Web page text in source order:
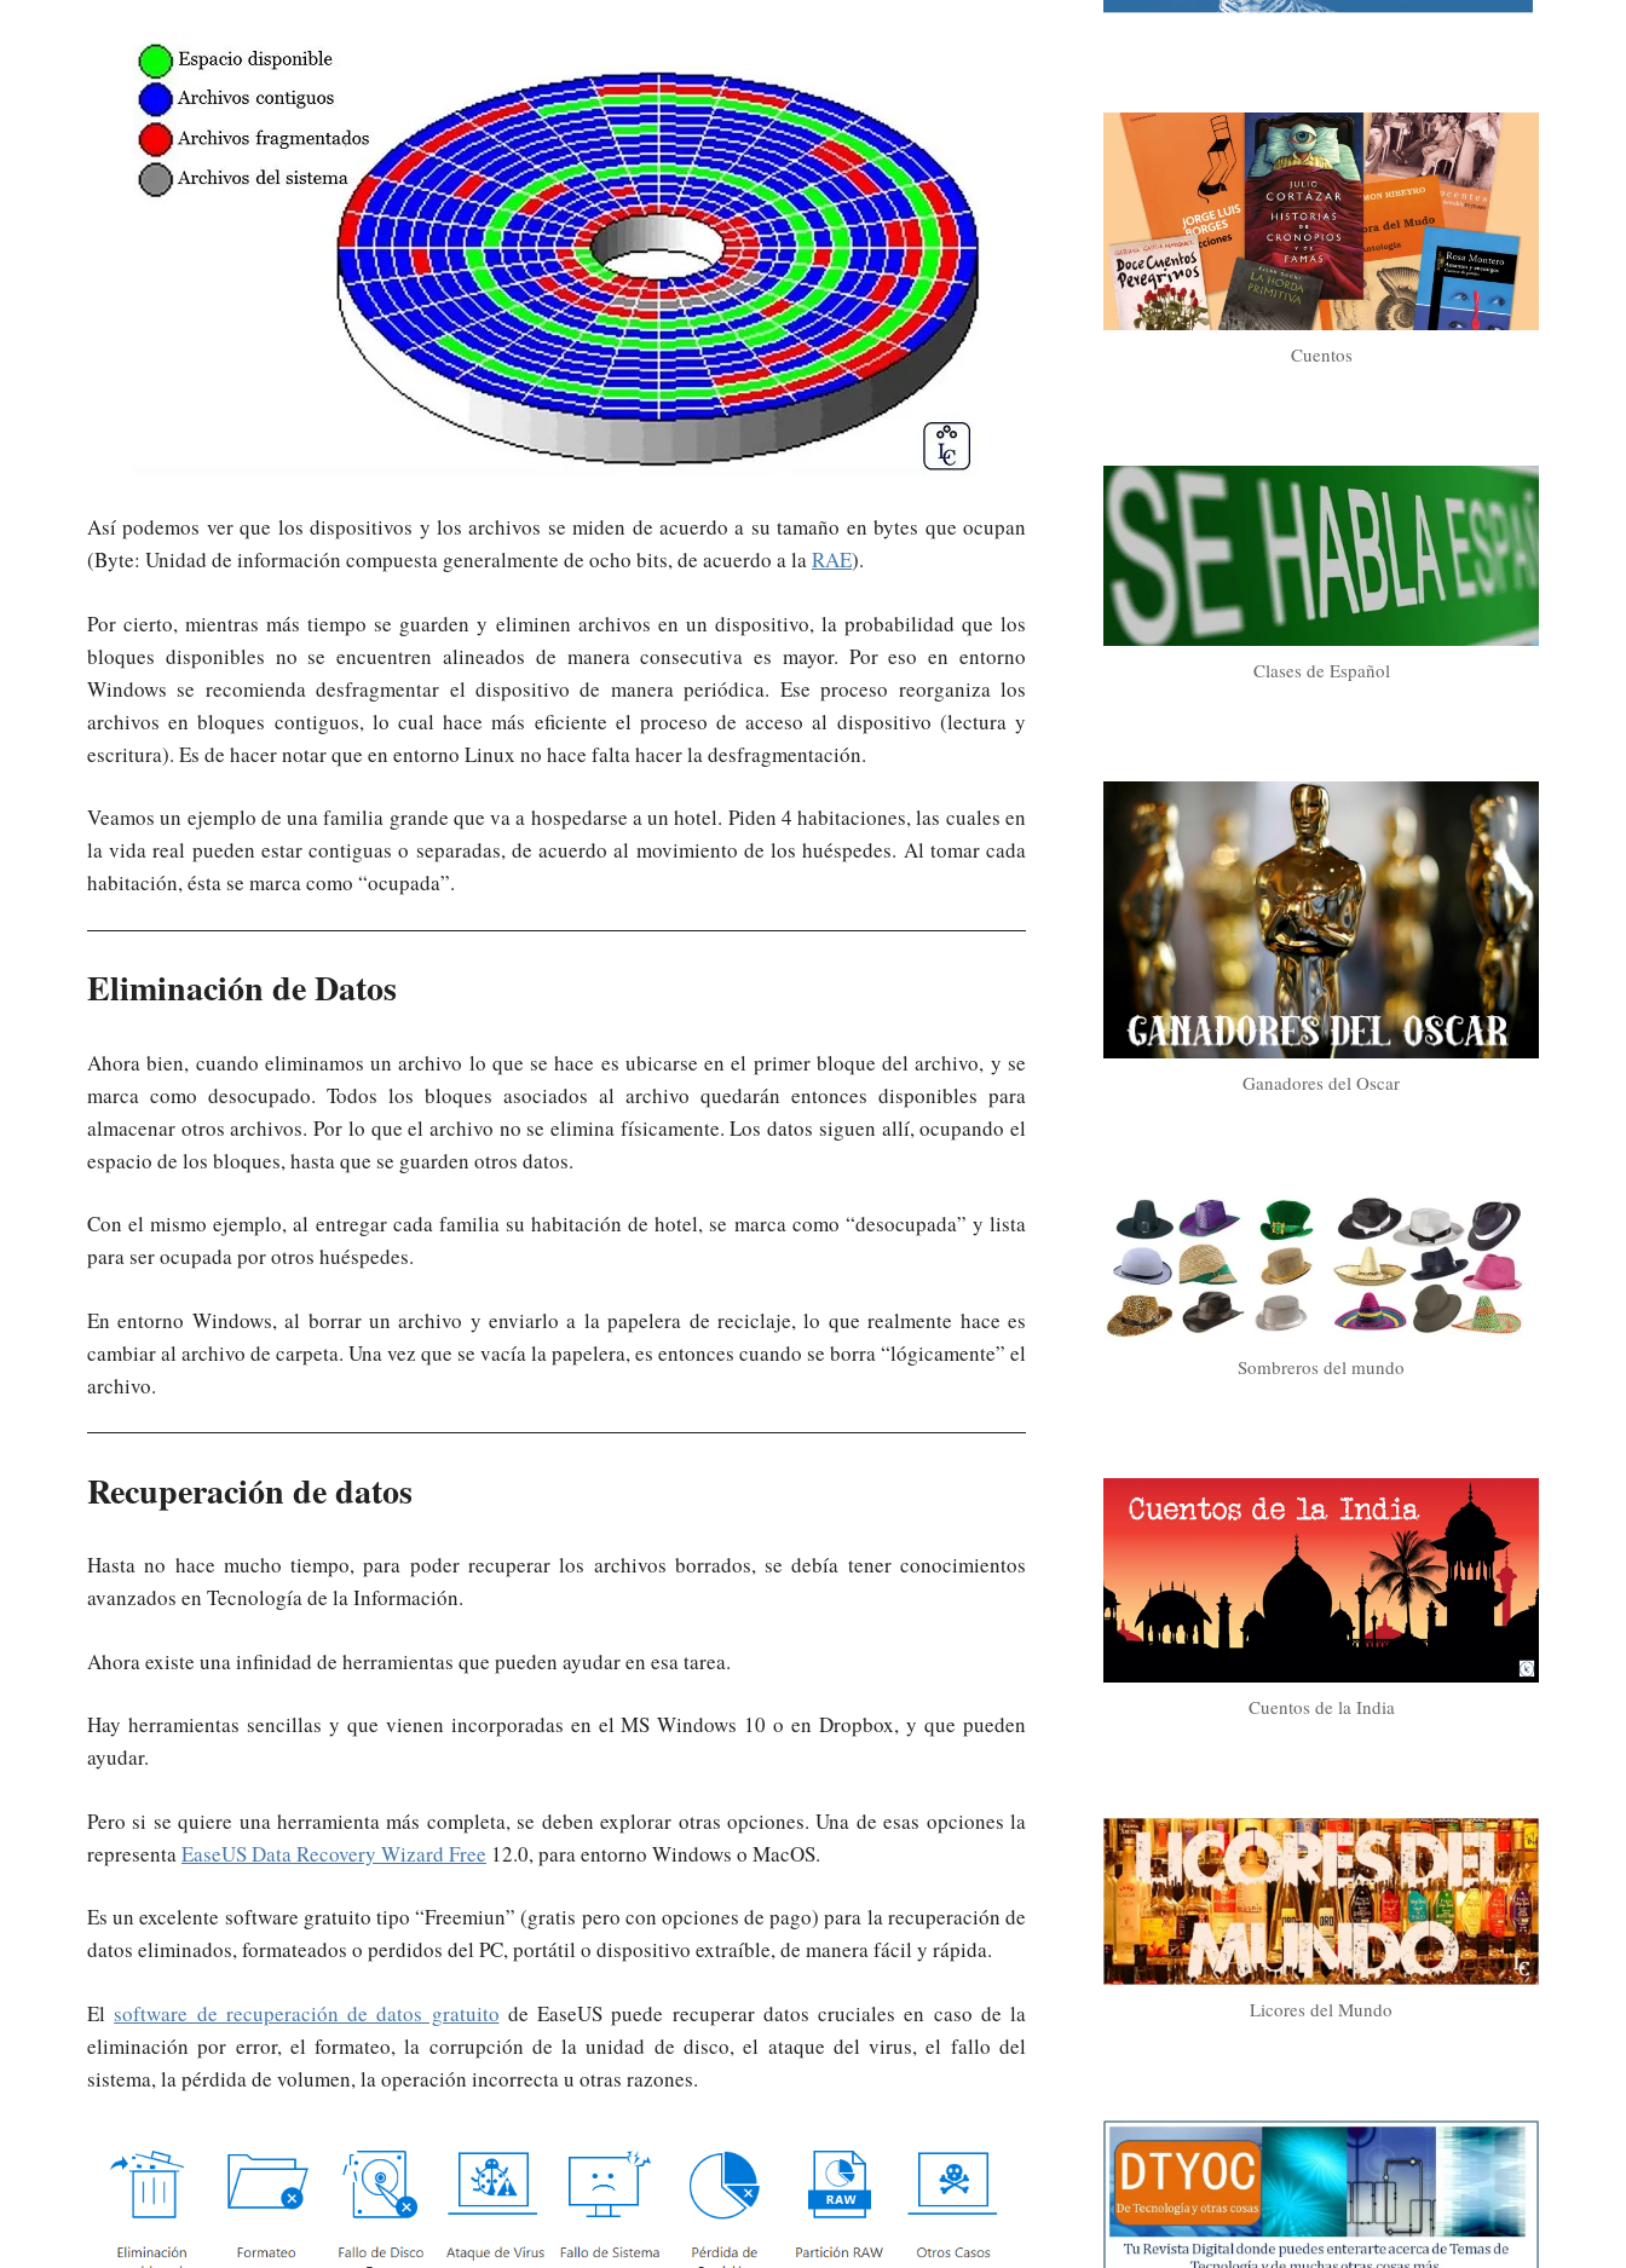
Así podemos ver que los dispositivos y los archivos se miden de acuerdo a su tamaño en bytes que ocupan
(Byte: Unidad de información compuesta generalmente de ocho bits, de acuerdo a laRAE).
Por cierto, mientras más tiempo se guarden y eliminen archivos en un dispositivo, la probabilidad que los
bloques disponibles no se encuentren alineados de manera consecutiva es mayor. Por eso en entorno
Windows se recomienda desfragmentar el dispositivo de manera periódica. Ese proceso reorganiza los
archivos en bloques contiguos, lo cual hace más eficiente el proceso de acceso al dispositivo (lectura y
escritura). Es de hacer notar que en entorno Linux no hace falta hacer la desfragmentación.
Veamos un ejemplo de una familia grande que va a hospedarse a un hotel. Piden 4 habitaciones, las cuales en
la vida real pueden estar contiguas o separadas, de acuerdo al movimiento de los huéspedes. Al tomar cada
habitación, ésta se marca como “ocupada”.
Eliminación de Datos
Ahora bien, cuando eliminamos un archivo lo que se hace es ubicarse en el primer bloque del archivo, y se
marca como desocupado. Todos los bloques asociados al archivo quedarán entonces disponibles para
almacenar otros archivos. Por lo que el archivo no se elimina físicamente. Los datos siguen allí, ocupando el
espacio de los bloques, hasta que se guarden otros datos.
Con el mismo ejemplo, al entregar cada familia su habitación de hotel, se marca como “desocupada” y lista
para ser ocupada por otros huéspedes.
En entorno Windows, al borrar un archivo y enviarlo a la papelera de reciclaje, lo que realmente hace es
cambiar al archivo de carpeta. Una vez que se vacía la papelera, es entonces cuando se borra “lógicamente” el
archivo.
Recuperación de datos
Hasta no hace mucho tiempo, para poder recuperar los archivos borrados, se debía tener conocimientos
avanzados en Tecnología de la Información.
Ahora existe una infinidad de herramientas que pueden ayudar en esa tarea.
Hay herramientas sencillas y que vienen incorporadas en el MS Windows 10 o en Dropbox, y que pueden
ayudar.
Pero si se quiere una herramienta más completa, se deben explorar otras opciones. Una de esas opciones la
representaEaseUS Data Recovery Wizard Free 12.0, para entorno Windows o MacOS.
Es un excelente software gratuito tipo “Freemiun” (gratis pero con opciones de pago) para la recuperación de
datos eliminados, formateados o perdidos del PC, portátil o dispositivo extraíble, de manera fácil y rápida.
El software de recuperación de datos gratuito de EaseUS puede recuperar datos cruciales en caso de la
eliminación por error, el formateo, la corrupción de la unidad de disco, el ataque del virus, el fallo del
sistema, la pérdida de volumen, la operación incorrecta u otras razones.
Cuentos
Clases de Español
Ganadores del Oscar
Sombreros del mundo
Cuentos de la India
Licores del Mundo